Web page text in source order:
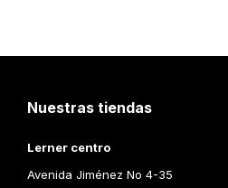
Nuestras tiendas
Lerner centro
Avenida Jiménez No 4-35